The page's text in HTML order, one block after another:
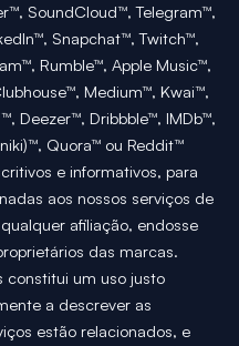
SoundCloud™, Telegram™,
Snapchat™, Twitch™,
Rumble™, Apple Music™,
Medium™, Kwai™,
Deezer™, Dribbble™, IMDb™,
Quora™ ou Reddit™
e informativos, para
aos nossos serviços de
afiliação, endosse
das marcas.
constitui um uso justo
a descrever as
estão relacionados, e